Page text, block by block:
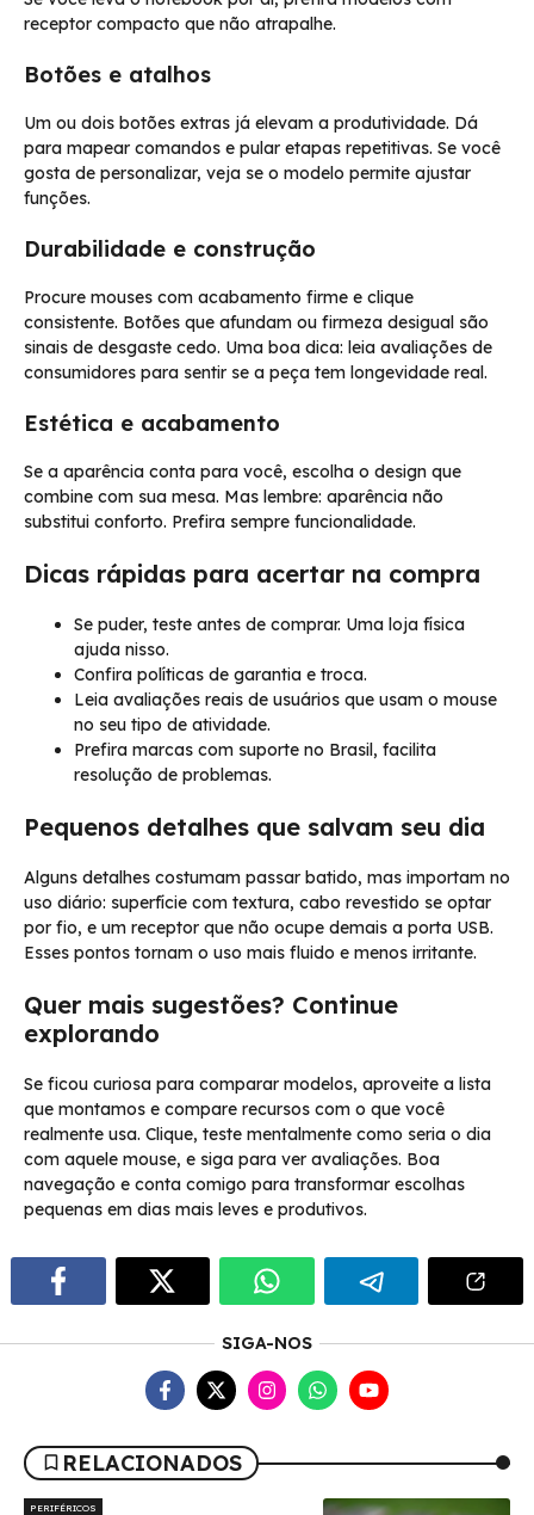
receptor compacto que não atrapalhe.
Botões e atalhos
Um ou dois botões extras já elevam a produtividade. Dá
para mapear comandos e pular etapas repetitivas. Se você
gosta de personalizar, veja se o modelo permite ajustar
funções.
Durabilidade e construção
Procure mouses com acabamento firme e clique
consistente. Botões que afundam ou firmeza desigual são
sinais de desgaste cedo. Uma boa dica: leia avaliações de
consumidores para sentir se a peça tem longevidade real.
Estética e acabamento
Se a aparência conta para você, escolha o design que
combine com sua mesa. Mas lembre: aparência não
substitui conforto. Prefira sempre funcionalidade.
Dicas rápidas para acertar na compra
Se puder, teste antes de comprar. Uma loja física
ajuda nisso.
Confira políticas de garantia e troca.
Leia avaliações reais de usuários que usam o mouse
no seu tipo de atividade.
Prefira marcas com suporte no Brasil, facilita
resolução de problemas.
Pequenos detalhes que salvam seu dia
Alguns detalhes costumam passar batido, mas importam no
uso diário: superfície com textura, cabo revestido se optar
por fio, e um receptor que não ocupe demais a porta USB.
Esses pontos tornam o uso mais fluido e menos irritante.
Quer mais sugestões? Continue
explorando
Se ficou curiosa para comparar modelos, aproveite a lista
que montamos e compare recursos com o que você
realmente usa. Clique, teste mentalmente como seria o dia
com aquele mouse, e siga para ver avaliações. Boa
navegação e conta comigo para transformar escolhas
pequenas em dias mais leves e produtivos.
SIGA-NOS
RELACIONADOS
PERIFÉRICOS